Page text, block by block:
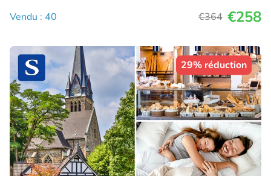
Vendu : 40
€364 €258
29% réduction